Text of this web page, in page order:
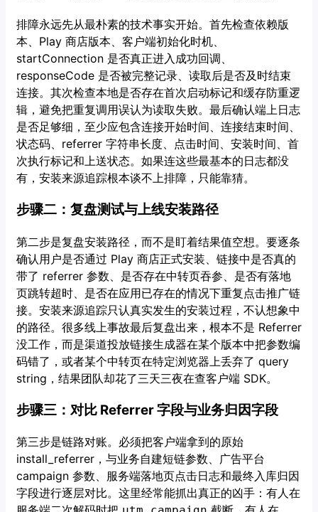
排障永远先从最朴素的技术事实开始。首先检查依赖版
本、Play 商店版本、客户端初始化时机、
startConnection 是否真正进入成功回调、
responseCode 是否被完整记录、读取后是否及时结束
连接。其次检查本地是否存在首次启动标记和缓存防重逻
辑，避免把重复调用误认为读取失败。最后确认端上日志
是否足够细，至少应包含连接开始时间、连接结束时间、
状态码、referrer 字符串长度、点击时间、安装时间、首
次执行标记和上送状态。如果连这些最基本的日志都没
有，安装来源追踪根本谈不上排障，只能靠猜。
步骤二：复盘测试与上线安装路径
第二步是复盘安装路径，而不是盯着结果值空想。要逐条
确认用户是否通过 Play 商店正式安装、链接中是否真的
带了 referrer 参数、是否存在中转页吞参、是否有落地
页跳转超时、是否在应用已存在的情况下重复点击推广链
接。安装来源追踪只认真实发生的安装过程，不认想象中
的路径。很多线上事故最后复盘出来，根本不是 Referrer
没工作，而是渠道投放链接生成器在某个版本中把参数编
码错了，或者某个中转页在特定浏览器上丢弃了 query
string，结果团队却花了三天三夜在查客户端 SDK。
步骤三：对比 Referrer 字段与业务归因字段
第三步是链路对账。必须把客户端拿到的原始
install_referrer，与业务自建短链参数、广告平台
campaign 参数、服务端落地页点击日志和最终入库归因
字段进行逐层对比。这里经常能抓出真正的凶手：有人在